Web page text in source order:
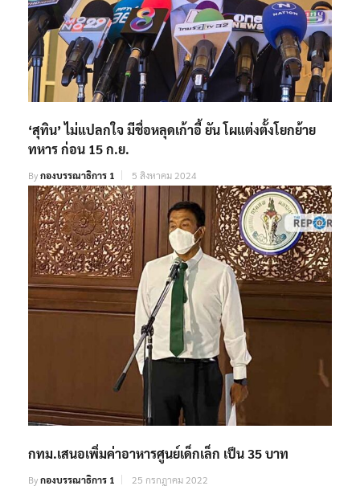
‘สุทิน’ ไม่แปลกใจ มีชื่อหลุดเก้าอี้ ยัน โผแต่งตั้งโยกย้าย
ทหาร ก่อน 15 ก.ย.
Byกองบรรณาธิการ 1 5 สิงหาคม 2024
กทม.เสนอเพิ่มค่าอาหารศูนย์เด็กเล็ก เป็น 35 บาท
Byกองบรรณาธิการ 1 25 กรกฎาคม 2022